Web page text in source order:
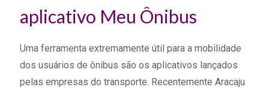
aplicativo Meu Ônibus
Uma ferramenta extremamente útil para a mobilidade
dos usuários de ônibus são os aplicativos lançados
pelas empresas do transporte. Recentemente Aracaju